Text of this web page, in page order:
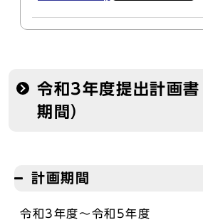
令和3年度提出計画
期間）
計画期間
令和3年度～令和5年度